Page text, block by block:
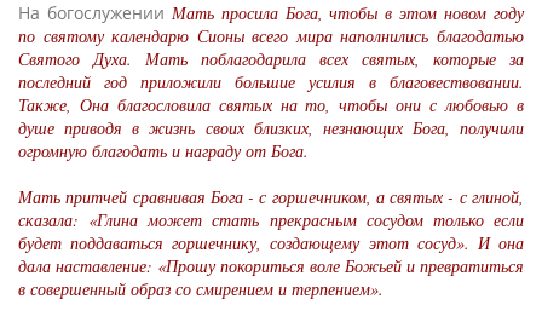
На богослужении Мать просила Бога, чтобы в этом новом году
по святому календарю Сионы всего мира наполнились благодатью
Святого Духа. Мать поблагодарила всех святых, которые за
последний год приложили большие усилия в благовествовании.
Также, Она благословила святых на то, чтобы они с любовью в
душе приводя в жизнь своих близких, незнающих Бога, получили
огромную благодать и награду от Бога.
Мать притчей сравнивая Бога - с горшечником, а святых - с глиной,
сказала: «Глина может стать прекрасным сосудом только если
будет поддаваться горшечнику, создающему этот сосуд». И она
дала наставление: «Прошу покориться воле Божьей и превратиться
в совершенный образ со смирением и терпением».